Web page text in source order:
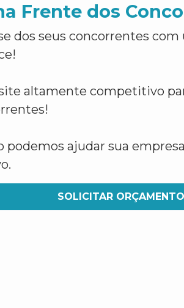
Frente dos
dos seus concorrentes
altamente competitivo
podemos ajudar sua
SOLICITAR ORÇAMENTO